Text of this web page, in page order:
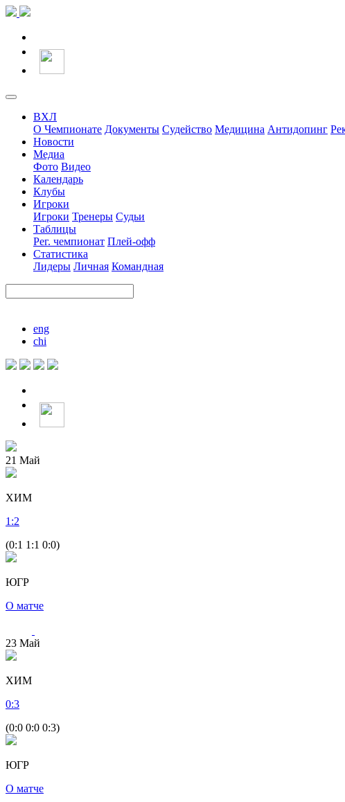
ВХЛ
О Чемпионате Документы Судейство Медицина Антидопинг
Новости
Медиа
Фото Видео
Календарь
Клубы
Игроки
Игроки Тренеры Судьи
Таблицы
Рег. чемпионат Плей-офф
Статистика
Лидеры Личная Командная
eng
chi
21 Май
ХИМ
1 :2
(0:1 1:1 0:0)
ЮГР
О матче
23 Май
ХИМ
0:3
(0:0 0:0 0:3)
ЮГР
О матче